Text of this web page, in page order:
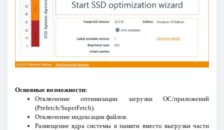
Основные возможности:
Отключение оптимизации загрузки ОС/приложений
(Prefetch/SuperFetch).
Отключение индексации файлов.
Размещение ядра системы в памяти вместо выгрузки части